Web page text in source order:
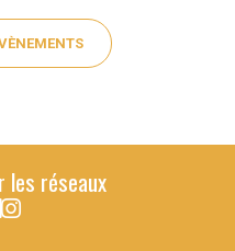
les réseaux